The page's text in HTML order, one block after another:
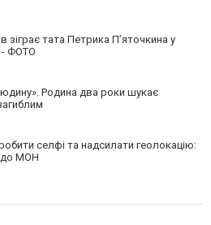
зіграє тата Петрика П’яточкина у
- ФОТО
Родина два роки шукає
селфі та надсилати геолокацію:
до МОН